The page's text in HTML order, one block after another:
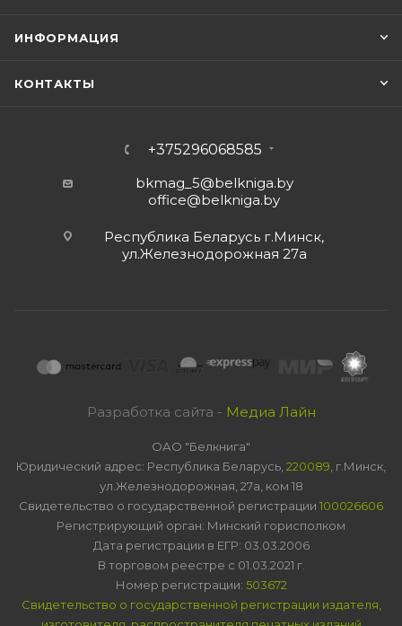
ИНФОРМАЦИЯ
КОНТАКТЫ
+375296068585
bkmag_5@belkniga.by
office@belkniga.by
Республика Беларусь г.Минск,
ул.Железнодорожная 27а
Разработка сайта - Медиа Лайн
ОАО "Белкнига"
Юридический адрес: Республика Беларусь, 220089 , г.Минск,
ул.Железнодорожная, 27а, ком 18
Свидетельство о государственной регистрации 100026606
Регистрирующий орган: Минский горисполком
Дата регистрации в ЕГР: 03.03.2006
В торговом реестре с 01.03.2021 г.
Номер регистрации: 503672
Свидетельство о государственной регистрации издателя,